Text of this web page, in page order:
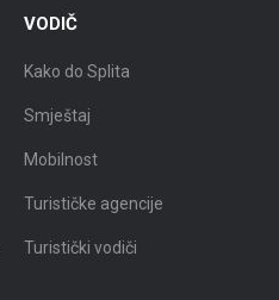
VODIČ
Kako do Splita
Smještaj
Mobilnost
Turističke agencije
Turistički vodiči